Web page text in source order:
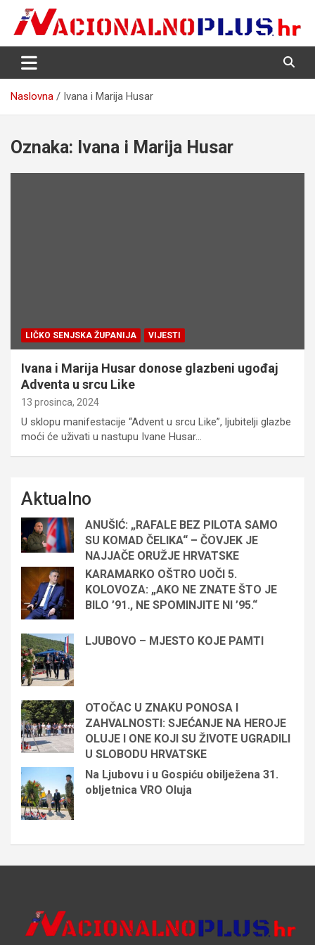
content
NacionalnoPlus.hr
Nacija želi znati više
Naslovna Ivana i Marija Husar
Oznaka: Ivana i Marija Husar
LIČKO SENJSKA ŽUPANIJA VIJESTI
Ivana i Marija Husar donose glazbeni ugođaj
Adventa u srcu Like
13 prosinca, 2024
U sklopu manifestacije “Advent u srcu Like”, ljubitelji glazbe
moći će uživati u nastupu Ivane Husar…
Aktualno
ANUŠIĆ: „RAFALE BEZ PILOTA SAMO
SU KOMAD ČELIKA“ – ČOVJEK JE
NAJJAČE ORUŽJE HRVATSKE
KARAMARKO OŠTRO UOČI 5.
KOLOVOZA: „AKO NE ZNATE ŠTO JE
BILO ’91., NE SPOMINJITE NI ’95.“
LJUBOVO – MJESTO KOJE PAMTI
OTOČAC U ZNAKU PONOSA I
ZAHVALNOSTI: SJEĆANJE NA HEROJE
OLUJE I ONE KOJI SU ŽIVOTE UGRADILI
U SLOBODU HRVATSKE
Na Ljubovu i u Gospiću obilježena 31.
obljetnica VRO Oluja